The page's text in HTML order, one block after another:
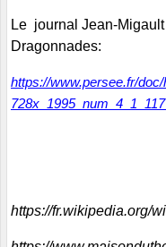
Le journal Jean-
Dragonnades:
https://www.persee.fr/
https://fr.wikipedia.org/